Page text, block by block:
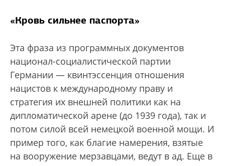
«Кровь сильнее паспорта»
Эта фраза из программных документов
национал-социалистической партии
Германии — квинтэссенция отношения
нацистов к международному праву и
стратегия их внешней политики как на
дипломатической арене (до 1939 года), так и
потом силой всей немецкой военной мощи. И
пример того, как благие намерения, взятые
на вооружение мерзавцами, ведут в ад. Еще в